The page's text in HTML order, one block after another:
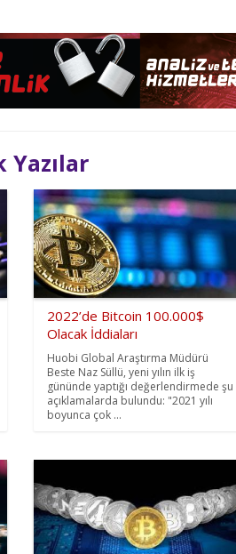
2022’de Bitcoin 100.000$
Olacak İddiaları
Huobi Global Araştırma Müdürü
Beste Naz Süllü, yeni yılın ilk iş
gününde yaptığı değerlendirmede şu
açıklamalarda bulundu: "2021 yılı
boyunca çok ...